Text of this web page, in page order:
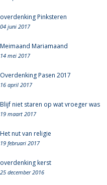
overdenking Pinksteren
04 juni 2017
Meimaand Mariamaand
14 mei 2017
Overdenking Pasen 2017
16 april 2017
Blijf niet staren op wat vroeger was
19 maart 2017
Het nut van religie
19 februari 2017
overdenking kerst
25 december 2016